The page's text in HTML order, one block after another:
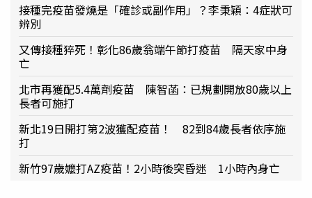
接種完疫苗發燒是「確診或副作用」？李秉穎：4症狀可
辨別
又傳接種猝死！彰化86歲翁端午節打疫苗 隔天家中身
亡
北市再獲配5.4萬劑疫苗 陳智菡：已規劃開放80歲以上
長者可施打
新北19日開打第2波獲配疫苗！ 82到84歲長者依序施
打
新竹97歲嬤打AZ疫苗！2小時後突昏迷 1小時內身亡